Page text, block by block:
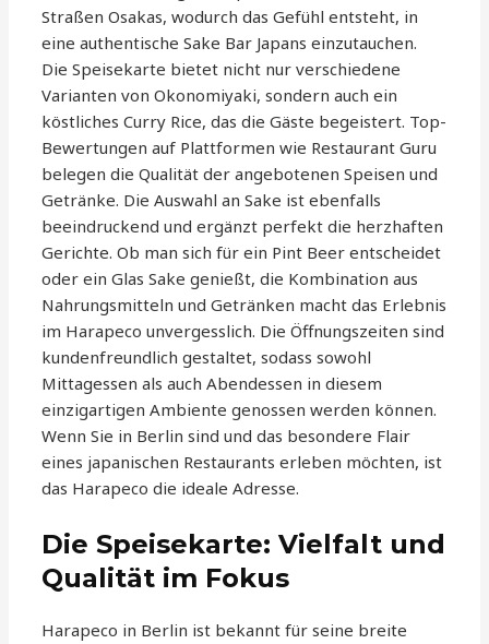
Straßen Osakas, wodurch das Gefühl entsteht, in
eine authentische Sake Bar Japans einzutauchen.
Die Speisekarte bietet nicht nur verschiedene
Varianten von Okonomiyaki, sondern auch ein
köstliches Curry Rice, das die Gäste begeistert. Top-
Bewertungen auf Plattformen wie Restaurant Guru
belegen die Qualität der angebotenen Speisen und
Getränke. Die Auswahl an Sake ist ebenfalls
beeindruckend und ergänzt perfekt die herzhaften
Gerichte. Ob man sich für ein Pint Beer entscheidet
oder ein Glas Sake genießt, die Kombination aus
Nahrungsmitteln und Getränken macht das Erlebnis
im Harapeco unvergesslich. Die Öffnungszeiten sind
kundenfreundlich gestaltet, sodass sowohl
Mittagessen als auch Abendessen in diesem
einzigartigen Ambiente genossen werden können.
Wenn Sie in Berlin sind und das besondere Flair
eines japanischen Restaurants erleben möchten, ist
das Harapeco die ideale Adresse.
Die Speisekarte: Vielfalt und
Qualität im Fokus
Harapeco in Berlin ist bekannt für seine breite